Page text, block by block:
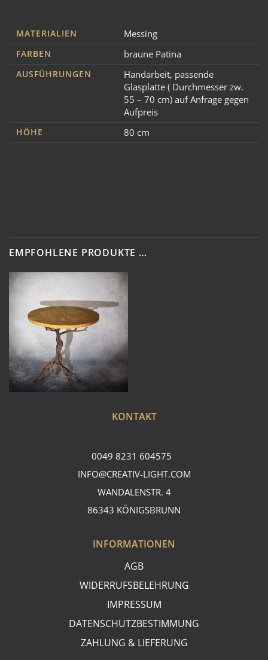
MATERIALIEN Messing
FARBEN braune Patina
AUSFÜHRUNGEN Handarbeit, passende
Glasplatte ( Durchmesser zw.
55 – 70 cm) auf Anfrage gegen
Aufpreis
HÖHE 80 cm
EMPFOHLENE PRODUKTE …
KONTAKT
0049 8231 604575
INFO@CREATIV-LIGHT.COM
WANDALENSTR. 4
86343 KÖNIGSBRUNN
INFORMATIONEN
AGB
WIDERRUFSBELEHRUNG
IMPRESSUM
DATENSCHUTZBESTIMMUNG
ZAHLUNG & LIEFERUNG